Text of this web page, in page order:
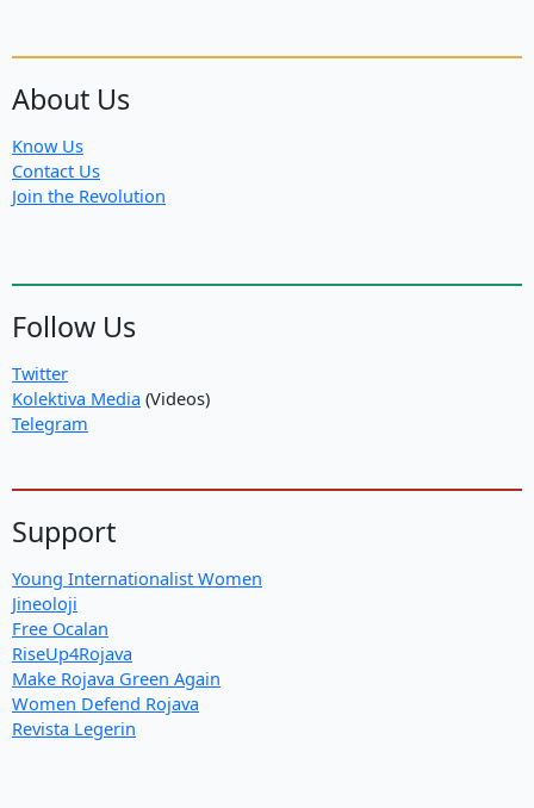
About Us
Know Us
Contact Us
Join the Revolution
Follow Us
Twitter
Kolektiva Media (Videos)
Telegram
Support
Young Internationalist Women
Jineoloji
Free Ocalan
RiseUp4Rojava
Make Rojava Green Again
Women Defend Rojava
Revista Legerin